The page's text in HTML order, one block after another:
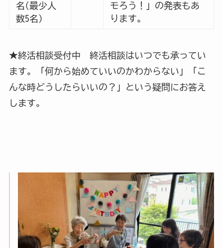
名(最少人
数5名）
モろう！」の発表もあ
ります。
★終活相談受付中 終活相談はいつでも承ってい
ます。「何から始めていいのかわからない」「こ
んな時どうしたらいいの？」という疑問にお答え
します。